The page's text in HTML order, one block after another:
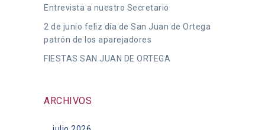
Entrevista a nuestro Secretario
2 de junio feliz día de San Juan de Ortega
patrón de los aparejadores
FIESTAS SAN JUAN DE ORTEGA
ARCHIVOS